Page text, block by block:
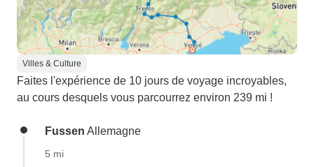
Villes & Culture
Faites l'expérience de 10 jours de voyage incroyables,
au cours desquels vous parcourrez environ 239 mi !
Fussen Allemagne
5 mi